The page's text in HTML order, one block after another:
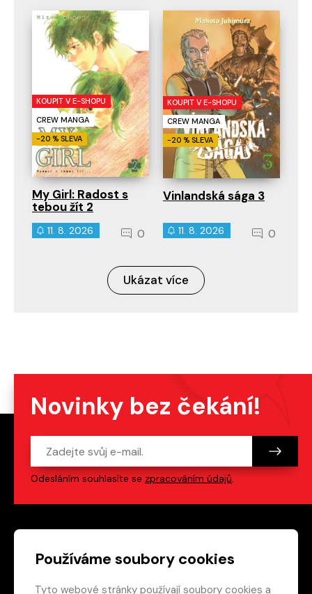
Používáme soubory cookies
Tyto webové stránky používají soubory cookies a
KOUPIT V E-SHOPU
CREW MANGA
-20 % SLEVA
My Girl: Radost s
tebou žít 2
11. 8. 2026 0
KOUPIT V E-SHOPU
CREW MANGA
-20 % SLEVA
Vinlandská sága 3
11. 8. 2026 0
Ukázat více
Novinky bez čekání!
Odesláním souhlasíte se zpracováním údajů.
Patička webu Odkazy na sociální